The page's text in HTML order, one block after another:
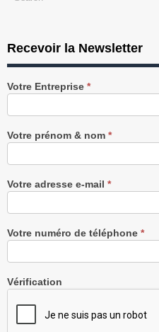
Recevoir la Newsletter
Recevez
notre
gratuitement
Votre Entreprise *
Votre prénom & nom *
Votre adresse e-mail *
Votre numéro de téléphone *
Vérification